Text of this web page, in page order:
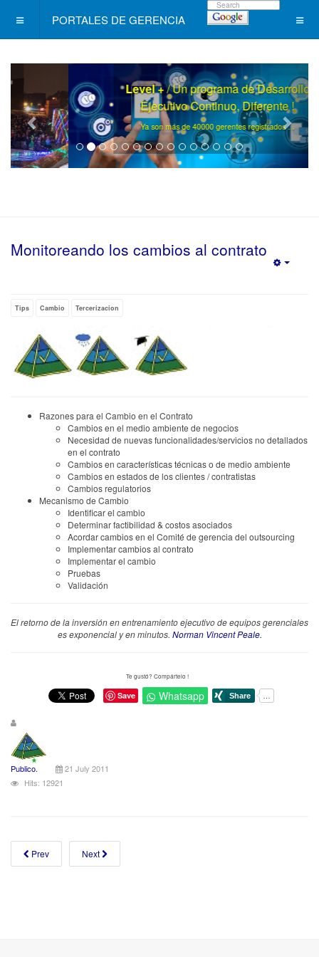
PORTALES DE GERENCIA
Level +
/ Un programa de Desarrollo
Ejecutivo Continuo, Diferente !
Ya son más de 40000 gerentes registrados ...
Monitoreando los cambios al contrato
Tips Cambio Tercerizacion
Razones para el Cambio en el Contrato
Cambios en el medio ambiente de negocios
Necesidad de nuevas funcionalidades/servicios no detallados
en el contrato
Cambios en características técnicas o de medio ambiente
Cambios en estados de los clientes / contratistas
Cambios regulatorios
Mecanismo de Cambio
Identificar el cambio
Determinar factibilidad & costos asociados
Acordar cambios en el Comité de gerencia del outsourcing
Implementar cambios al contrato
Implementar el cambio
Pruebas
Validación
El retorno de la inversión en entrenamiento ejecutivo de equipos gerenciales
es exponencial y en minutos. Norman Vincent Peale.
Te gustó? Compártelo !
Save Whatsapp
Publico.
21 July 2011
Hits: 12921
Prev Next